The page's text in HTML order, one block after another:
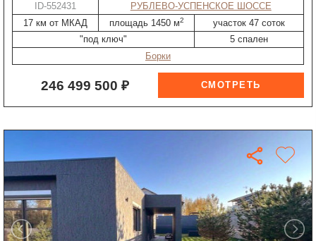
ID-552431
РУБЛЕВО-УСПЕНСКОЕ ШОССЕ
17 км от МКАД
площадь 1450 м2
участок 47 соток
"под ключ"
5 спален
Борки
246 499 500 ₽